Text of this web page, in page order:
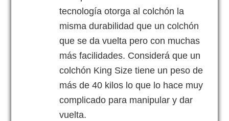
tecnología otorga al colchón la
misma durabilidad que un colchón
que se da vuelta pero con muchas
más facilidades. Considerá que un
colchón King Size tiene un peso de
más de 40 kilos lo que lo hace muy
complicado para manipular y dar
vuelta.